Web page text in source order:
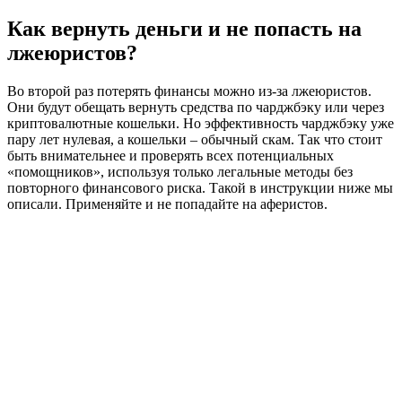
Как вернуть деньги и не попасть на
лжеюристов?
Во второй раз потерять финансы можно из-за лжеюристов.
Они будут обещать вернуть средства по чарджбэку или через
криптовалютные кошельки. Но эффективность чарджбэку уже
пару лет нулевая, а кошельки – обычный скам. Так что стоит
быть внимательнее и проверять всех потенциальных
«помощников», используя только легальные методы без
повторного финансового риска. Такой в инструкции ниже мы
описали. Применяйте и не попадайте на аферистов.